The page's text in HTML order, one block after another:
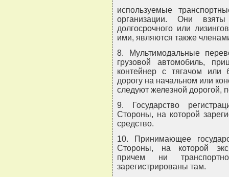
используемые
организации. Они
долгосрочного или
ими, являются также
8. Мультимодальные
грузовой автомобиль,
контейнер с тягачом или
дорогу на начальном или
следуют железной дорогой,
9. Государство
Стороны, на которой
средство.
10. Принимающее
Стороны, на которой
причем ни
зарегистрированы там.